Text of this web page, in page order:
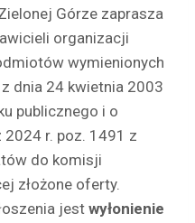
Górze zaprasza
organizacji
wymienionych
dnia 24 kwietnia 2003
publicznego i o
2024 r. poz. 1491 z
do komisji
złożone oferty.
jest wyłonienie